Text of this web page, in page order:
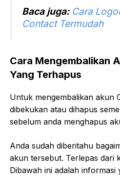
Baca juga: Cara
Contact Termudah
Cara Mengembalikan
Yang Terhapus
Untuk mengembalikan akun
dibekukan atau dihapus
sebelum anda menghapus
Anda sudah diberitahu
akun tersebut. Terlepas dari
Dibawah ini adalah informasi